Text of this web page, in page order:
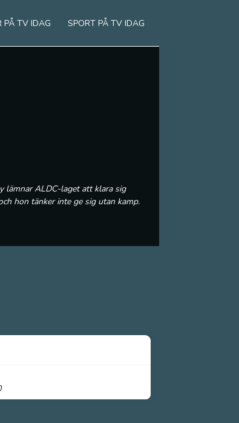
PÅ TV IDAG SPORT PÅ TV IDAG
lämnar ALDC-laget att klara sig
hon tänker inte ge sig utan kamp.